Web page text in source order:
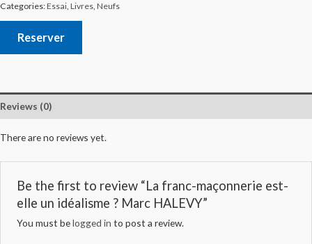
Categories:Essai, Livres, Neufs
Reserver
Reviews (0)
There are no reviews yet.
Be the first to review “La franc-maçonnerie est-
elle un idéalisme ? Marc HALEVY”
You must belogged in to post a review.